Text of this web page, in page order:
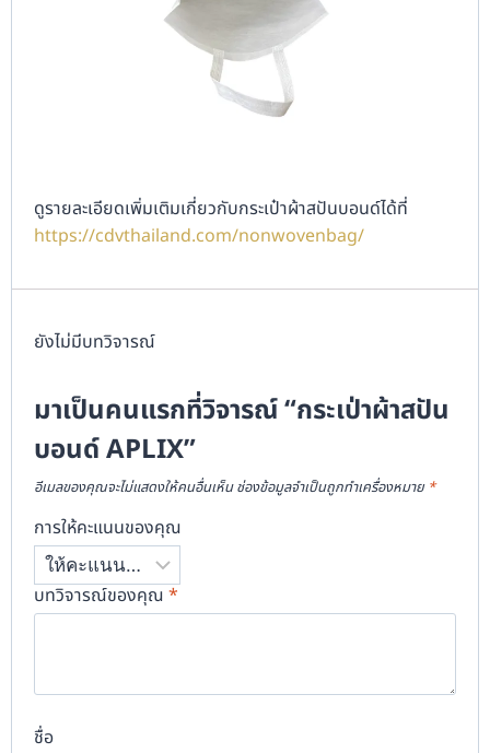
ดูรายละเอียดเพิ่มเติมเกี่ยวกับกระเป๋าผ้าสปันบอนด์ได้ที่
https://cdvthailand.com/nonwovenbag/
ยังไม่มีบทวิจารณ์
มาเป็นคนแรกที่วิจารณ์ “กระเป่าผ้าสปัน
บอนด์ APLIX”
อีเมลของคุณจะไม่แสดงให้คนอื่นเห็น ช่องข้อมูลจำเป็นถูกทำเครื่องหมาย *
การให้คะแนนของคุณ
บทวิจารณ์ของคุณ *
ชื่อ